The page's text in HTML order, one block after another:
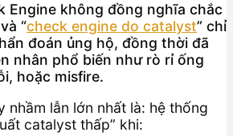
Engine không đồng nghĩa chắc
“check engine do catalyst” chỉ
đoán ủng hộ, đồng thời đã
nhân phổ biến như rò rỉ ống
hoặc misfire.
nhầm lẫn lớn nhất là: hệ thống
catalyst thấp” khi: